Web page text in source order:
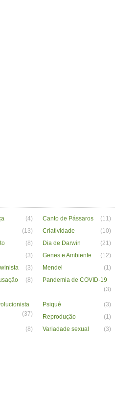
(4) Canto de Pássaros (11)
(13) Criatividade (10)
(8) Dia de Darwin (21)
(3) Genes e Ambiente (12)
(3) Mendel (1)
(8)
Pandemia de COVID-19
(3)
(37)
Psiquè (3)
Reprodução
(1)
(8) Variadade sexual (3)